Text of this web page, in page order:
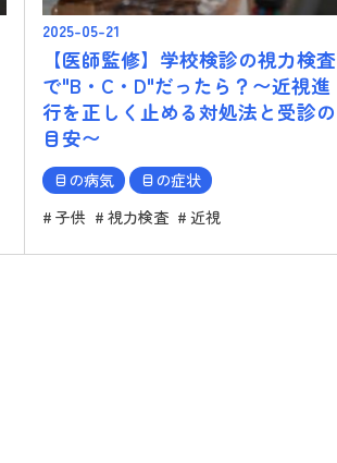
2025-05-21
【医師監修】学校検診の視力検査
で"B・C・D"だったら？〜近視進
行を正しく止める対処法と受診の
目安〜
目の病気
目の症状
子供
視力検査 近視